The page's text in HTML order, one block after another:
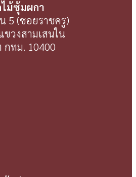
ม้ซุ้มผกา
5 (ซอยราชครู)
วงสามเสนใน
กทม. 10400